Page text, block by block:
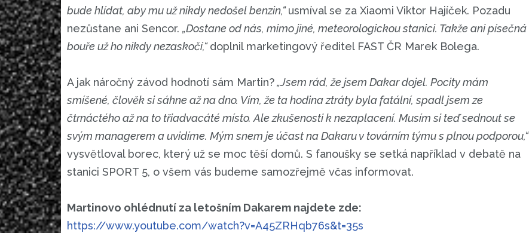
bude hlídat, aby mu už nikdy nedošel benzin,“usmíval se za Xiaomi Viktor Hajíček. Pozadu
nezůstane ani Sencor. „Dostane od nás, mimo jiné, meteorologickou stanici. Takže ani písečná
bouře už ho nikdy nezaskočí,“doplnil marketingový ředitel FAST ČR Marek Bolega.
A jak náročný závod hodnotí sám Martin?„Jsem rád, že jsem Dakar dojel. Pocity mám
smíšené, člověk si sáhne až na dno. Vím, že ta hodina ztráty byla fatální, spadl jsem ze
čtrnáctého až na to třiadvacáté místo. Ale zkušenosti k nezaplacení. Musím si teď sednout se
svým managerem a uvidíme. Mým snem je účast na Dakaru v továrním týmu s plnou podporou,“
vysvětloval borec, který už se moc těší domů. S fanoušky se setká například v debatě na
stanici SPORT 5, o všem vás budeme samozřejmě včas informovat.
Martinovo ohlédnutí za letošním Dakarem najdete zde:
https://www.youtube.com/watch?v=A45ZRHqb76s&t=35s